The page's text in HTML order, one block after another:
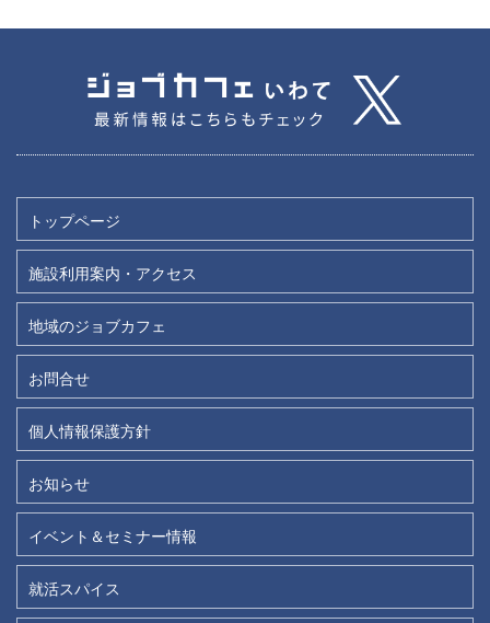
トップページ
施設利用案内・アクセス
地域のジョブカフェ
お問合せ
個人情報保護方針
お知らせ
イベント＆セミナー情報
就活スパイス